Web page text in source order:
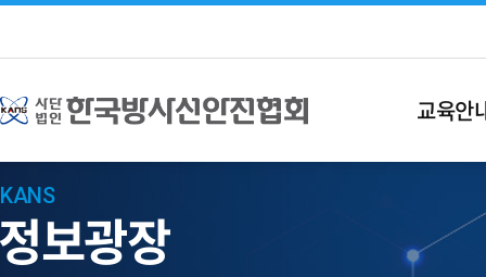
교육안
KANS
보광장